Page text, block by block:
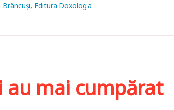
Editura Doxologia
mai cumpărat